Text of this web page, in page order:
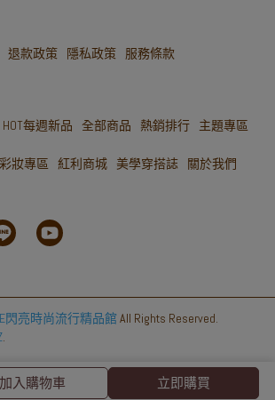
完成
加入購物車 立即購買
退款政策 隱私政策 服務條款
HOT每週新品 全部商品 熱銷排行 主題專區
妝專區 紅利商城 美學穿搭誌 關於我們
閃亮時尚流行精品館 All Rights Reserved.
.